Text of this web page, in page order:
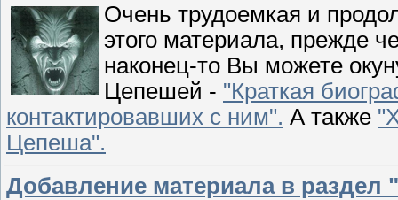
Очень трудоемкая и
этого материала, прежде
наконец-то Вы можете
Цепешей - "Краткая
контактировавших с ним". А также
Цепеша".
Добавление материала в раздел